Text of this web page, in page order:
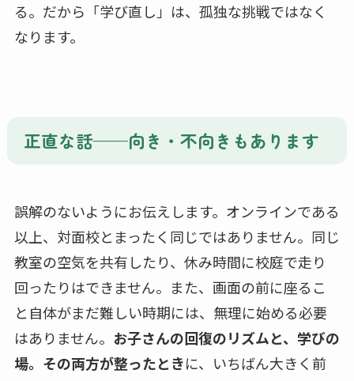
る。だから「学び直し」は、孤独な挑戦ではなく
なります。
正直な話——向き・不向きもあります
誤解のないようにお伝えします。オンラインである
以上、対面校とまったく同じではありません。同じ
教室の空気を共有したり、休み時間に校庭で走り
回ったりはできません。また、画面の前に座るこ
と自体がまだ難しい時期には、無理に始める必要
はありません。 お子さんの回復のリズムと、学びの
場。その両方が整ったときに、いちばん大きく前